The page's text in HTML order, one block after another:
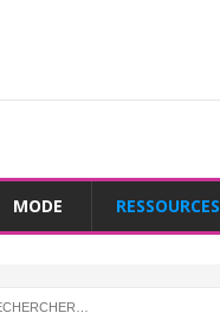
MODE RESSOURCES